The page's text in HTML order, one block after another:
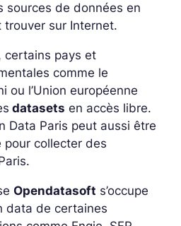
sources de données en
trouver sur Internet.
certains pays et
comme le
ou l’Union européenne
datasets en accès libre.
Data Paris peut aussi être
pour collecter des
Opendatasoft s’occupe
data de certaines